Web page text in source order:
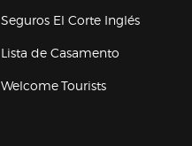
Seguros El Corte Inglés(abre en
Lista de Casamento
Welcome Tourists